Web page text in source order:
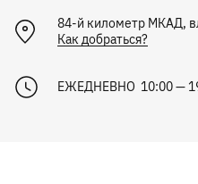
84-й километр МКАД,
Как добраться?
ЕЖЕДНЕВНО 10:00 —